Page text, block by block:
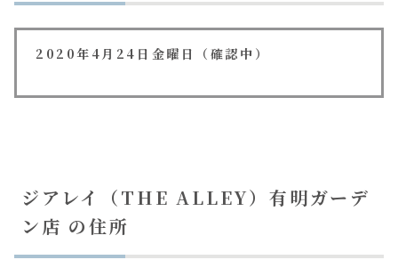
2020年4月24日金曜日（確認中）
ジアレイ（THE ALLEY）有明ガーデ
ン店 の住所